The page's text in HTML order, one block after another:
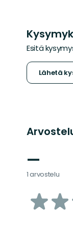
Esitä
Lähetä
—
1 arvostelu
/5